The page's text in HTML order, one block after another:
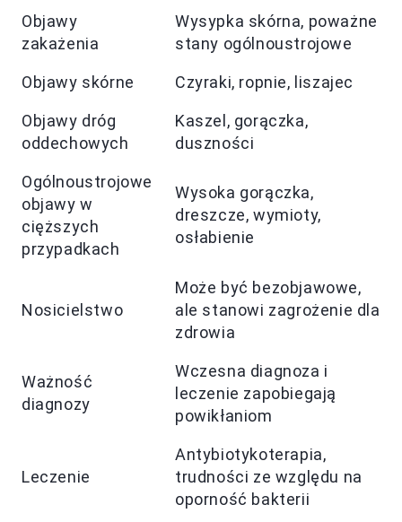
Objawy
zakażenia
Wysypka skórna, poważne
stany ogólnoustrojowe
Objawy skórne Czyraki, ropnie, liszajec
Objawy dróg
oddechowych
Kaszel, gorączka,
duszności
Ogólnoustrojowe
objawy w
cięższych
przypadkach
Wysoka gorączka,
dreszcze, wymioty,
osłabienie
Nosicielstwo
Może być bezobjawowe,
ale stanowi zagrożenie dla
zdrowia
Ważność
diagnozy
Wczesna diagnoza i
leczenie zapobiegają
powikłaniom
Leczenie
Antybiotykoterapia,
trudności ze względu na
oporność bakterii